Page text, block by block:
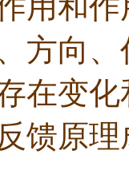
方向
在变
馈原